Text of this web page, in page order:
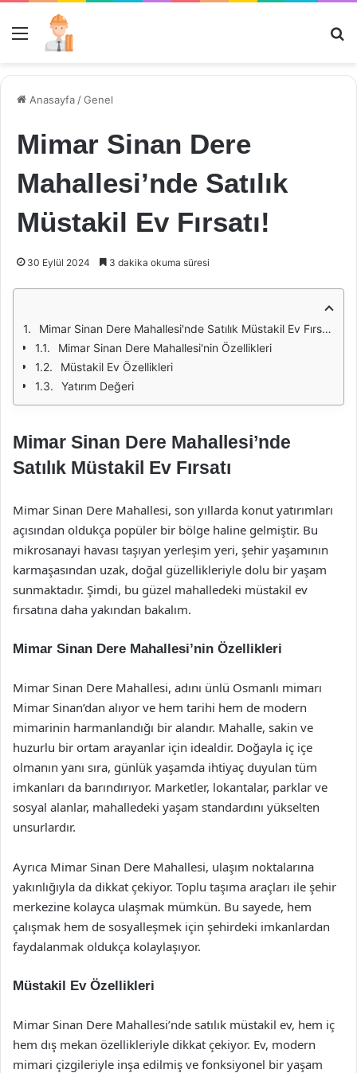
Menü
Anasayfa /Genel
Mimar Sinan Dere
Mahallesi’nde Satılık
Müstakil Ev Fırsatı!
30 Eylül 2024 3 dakika okuma süresi
Mimar Sinan Dere Mahallesi'nde Satılık Müstakil Ev Fırsatı
Mimar Sinan Dere Mahallesi'nin Özellikleri
Müstakil Ev Özellikleri
Yatırım Değeri
Mimar Sinan Dere Mahallesi’nde
Satılık Müstakil Ev Fırsatı
Mimar Sinan Dere Mahallesi, son yıllarda konut yatırımları
açısından oldukça popüler bir bölge haline gelmiştir. Bu
mikrosanayi havası taşıyan yerleşim yeri, şehir yaşamının
karmaşasından uzak, doğal güzellikleriyle dolu bir yaşam
sunmaktadır. Şimdi, bu güzel mahalledeki müstakil ev
fırsatına daha yakından bakalım.
Mimar Sinan Dere Mahallesi’nin Özellikleri
Mimar Sinan Dere Mahallesi, adını ünlü Osmanlı mimarı
Mimar Sinan’dan alıyor ve hem tarihi hem de modern
mimarinin harmanlandığı bir alandır. Mahalle, sakin ve
huzurlu bir ortam arayanlar için idealdir. Doğayla iç içe
olmanın yanı sıra, günlük yaşamda ihtiyaç duyulan tüm
imkanları da barındırıyor. Marketler, lokantalar, parklar ve
sosyal alanlar, mahalledeki yaşam standardını yükselten
unsurlardır.
Ayrıca Mimar Sinan Dere Mahallesi, ulaşım noktalarına
yakınlığıyla da dikkat çekiyor. Toplu taşıma araçları ile şehir
merkezine kolayca ulaşmak mümkün. Bu sayede, hem
çalışmak hem de sosyalleşmek için şehirdeki imkanlardan
faydalanmak oldukça kolaylaşıyor.
Müstakil Ev Özellikleri
Mimar Sinan Dere Mahallesi’nde satılık müstakil ev, hem iç
hem dış mekan özellikleriyle dikkat çekiyor. Ev, modern
mimari çizgileriyle inşa edilmiş ve fonksiyonel bir yaşam